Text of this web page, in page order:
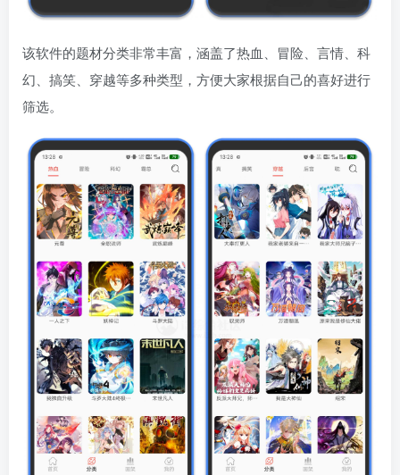
该软件的题材分类非常丰富，涵盖了热血、冒险、言情、科
幻、搞笑、穿越等多种类型，方便大家根据自己的喜好进行
筛选。